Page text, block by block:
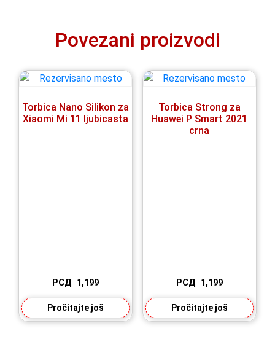
Povezani proizvodi
Torbica Nano Silikon za
Xiaomi Mi 11 ljubicasta
РСД 1,199
Pročitajte još
Torbica Strong za
Huawei P Smart 2021
crna
РСД 1,199
Pročitajte još